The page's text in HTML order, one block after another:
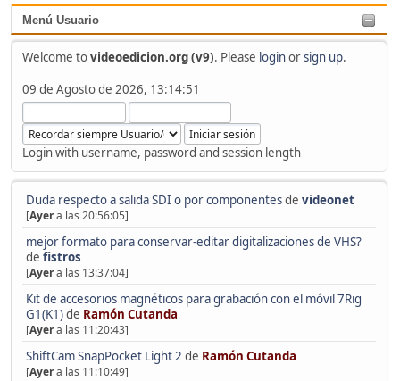
Menú Usuario
Welcome tovideoedicion.org (v9). Please loginorsign up.
09 de Agosto de 2026, 13:14:51
Login with username, password and session length
Duda respecto a salida SDI o por componentesde videonet
[Ayera las 20:56:05]
mejor formato para conservar-editar digitalizaciones de VHS?
de fistros
[Ayera las 13:37:04]
Kit de accesorios magnéticos para grabación con el móvil 7Rig
G1(K1)de Ramón Cutanda
[Ayera las 11:20:43]
ShiftCam SnapPocket Light 2 de Ramón Cutanda
[Ayera las 11:10:49]